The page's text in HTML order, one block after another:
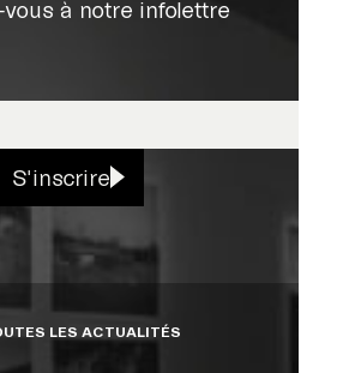
vous à notre infolettre
S'inscrire
LES ACTUALITÉS